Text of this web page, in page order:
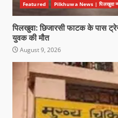
Featured Pilkhuwa News | पिलखुवा
पिलखुवा: छिजारसी फाटक के पास
युवक की मौत
August 9, 2026